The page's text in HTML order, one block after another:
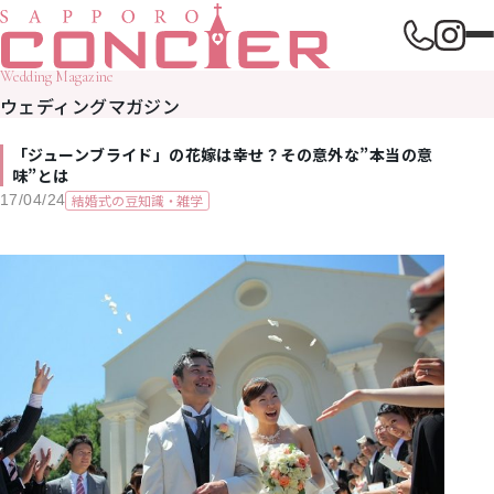
Wedding Magazine
ウェディングマガジン
「ジューンブライド」の花嫁は幸せ？その意外な”本当の意
味”とは
17/04/24 結婚式の豆知識・雑学